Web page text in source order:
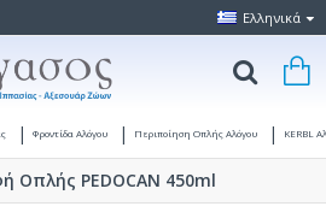
Ελληνικά
Φροντίδα Αλόγου Περιποίηση Οπλής Αλόγου KERBL
Οπλής PEDOCAN 450ml